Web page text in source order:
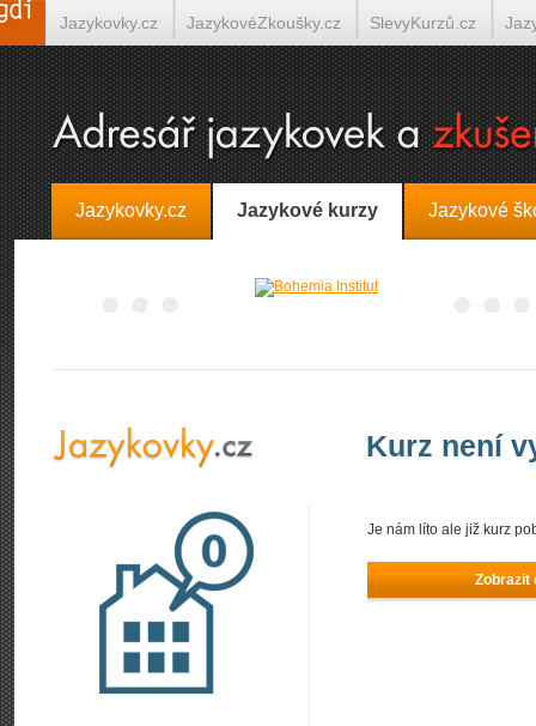
Jazykovky.cz Jazykové kurzy Jazykové
Kurz není
Je nám líto ale již kurz
Zobrazit
Jazykovky.cz JazykovéZkoušky.cz SlevyKurzů.cz
Španělština on-line Italština on-line Tlumočení-